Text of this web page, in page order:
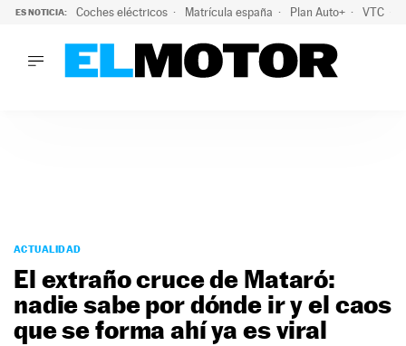
ES NOTICIA: Coches eléctricos Matrícula españa Plan Auto+ VTC
PODCAST
MOTOS
TECNOLOGÍA
ACTUALIDAD
El extraño cruce de Mataró:
nadie sabe por dónde ir y el caos
que se forma ahí ya es viral